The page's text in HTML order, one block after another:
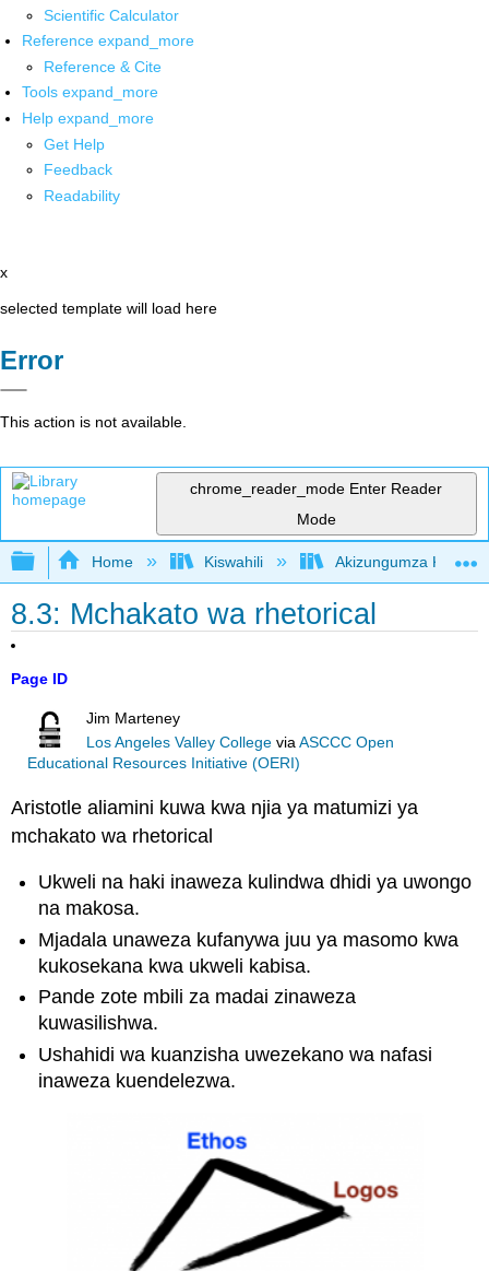
Scientific Calculator
Reference expand_more
Reference & Cite
Tools expand_more
Help expand_more
Get Help
Feedback
Readability
x
selected template will load here
Error
This action is not available.
chrome_reader_mode Enter Reader
Mode
Expand/collapse global hierarchy
Home Kiswahili Akizungumza
8.3: Mchakato wa rhetorical
Page ID
Jim Marteney
Los Angeles Valley College viaASCCC Open
Educational Resources Initiative (OERI)
Aristotle aliamini kuwa kwa njia ya matumizi ya
mchakato wa rhetorical
Ukweli na haki inaweza kulindwa dhidi ya uwongo
na makosa.
Mjadala unaweza kufanywa juu ya masomo kwa
kukosekana kwa ukweli kabisa.
Pande zote mbili za madai zinaweza
kuwasilishwa.
Ushahidi wa kuanzisha uwezekano wa nafasi
inaweza kuendelezwa.